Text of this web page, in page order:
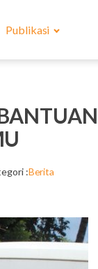
Publikasi
:Berita